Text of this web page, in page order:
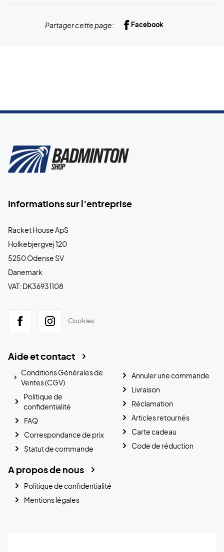
Partager cette page: Facebook
Informations sur l’entreprise
Racket House ApS
Holkebjergvej 120
5250 Odense SV
Danemark
VAT: DK36931108
Cookies
Aide et contact
Conditions Générales de
Ventes (CGV)
Politique de
confidentialité
FAQ
Correspondance de prix
Statut de commande
Annuler une commande
Livraison
Réclamation
Articles retournés
Carte cadeau
Code de réduction
A propos de nous
Politique de confidentialité
Mentions légales